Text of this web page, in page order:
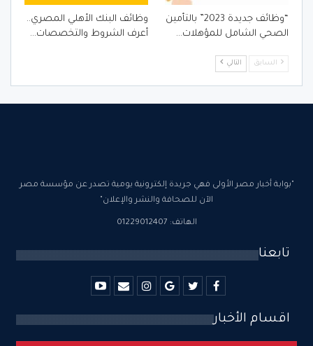
“وظائف جديدة 2023” بالتأمين
الصحي الشامل للمؤهلات…
وظائف البنك الأهلي المصري..
أعرف الشروط والتخصصات…
السابق التالي
"بوابة أخبار مصر الأولى فهي جريدة إلكترونية يومية تصدر عن مؤسسة مصر
الآن للصحافة والنشر والإعلان"
الهاتف: 01229012407
تابعنا
اقسام الأخبار